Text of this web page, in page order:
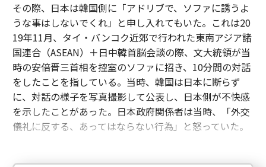
その際、日本は韓国側に「アドリブで、ソファに誘うよ
うな事はしないでくれ」と申し入れてもいた。これは20
19年11月、タイ・バンコク近郊で行われた東南アジア諸
国連合（ASEAN）＋日中韓首脳会談の際、文大統領が当
時の安倍晋三首相を控室のソファに招き、10分間の対話
をしたことを指している。当時、韓国は日本に断らず
に、対話の様子を写真撮影して公表し、日本側が不快感
を示したことがあった。日本政府関係者は当時、「外交
儀礼に反する、あってはならない行為」と怒っていた。